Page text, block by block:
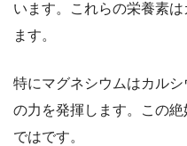
います。これらの栄養素
ます。
特にマグネシウムはカル
の力を発揮します。この
ではです。